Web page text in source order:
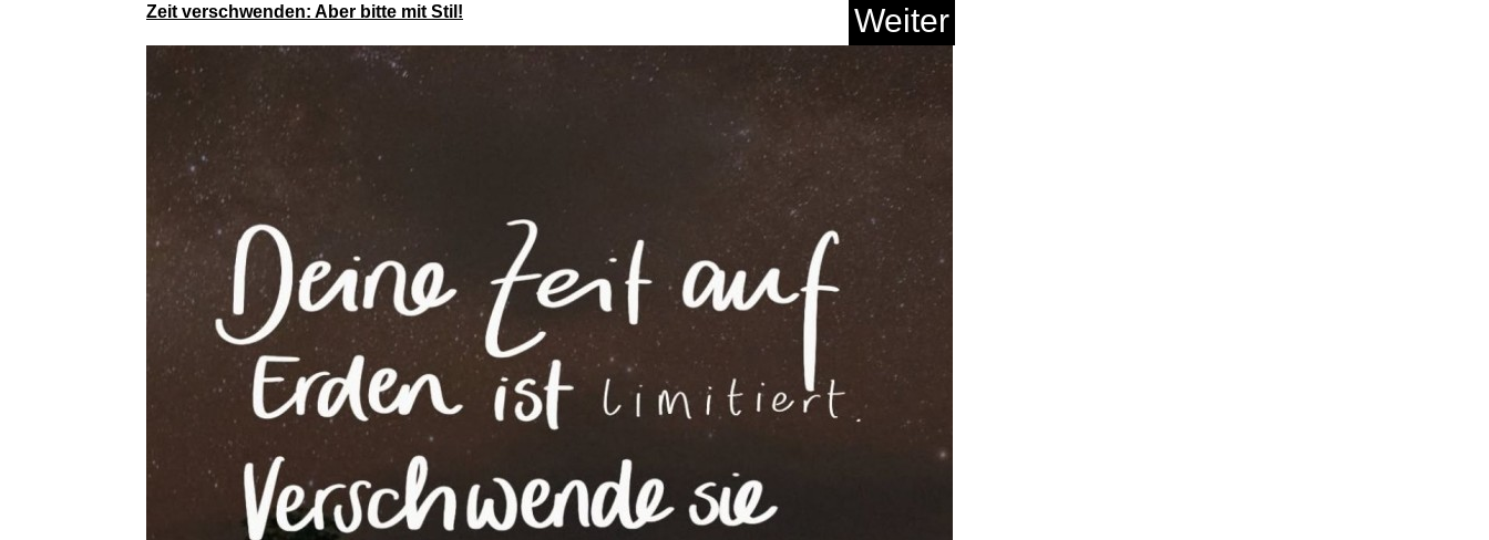
Anzeige
Jacquard Streifen grau blau - ...
Zeit verschwenden: Aber bitte mit Stil! Weiter